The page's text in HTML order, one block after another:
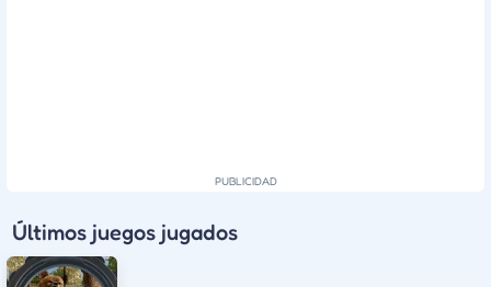
Últimos juegos jugados